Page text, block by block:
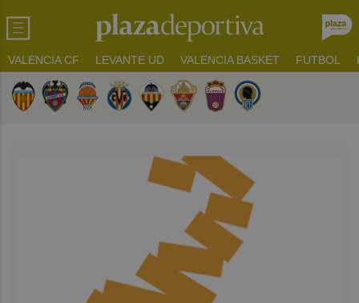
VALENCIA CF LEVANTE UD VALENCIA BASKET FUTBOL